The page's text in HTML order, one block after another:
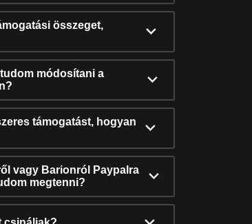
összeget,
módosítani a
támogatást, hogyan
vagy Barionról Paypalra
megtenni?